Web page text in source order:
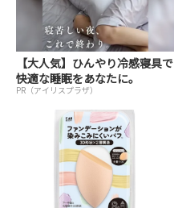
【大人気】ひんやり冷感寝具で
快適な睡眠をあなたに。
PR（アイリスプラザ）